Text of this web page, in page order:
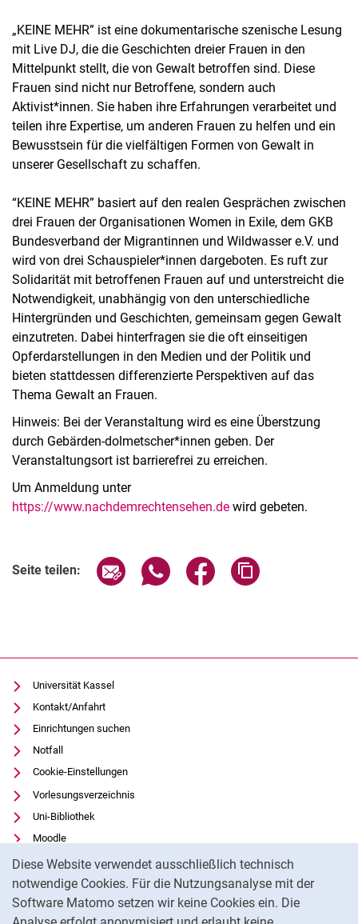
Diese Website verwendet ausschließlich technisch
notwendige Cookies. Für die Nutzungsanalyse mit der
Software Matomo setzen wir keine Cookies ein. Die
„KEINE MEHR” ist eine dokumentarische szenische Lesung
mit Live DJ, die die Geschichten dreier Frauen in den
Mittelpunkt stellt, die von Gewalt betroffen sind. Diese
Frauen sind nicht nur Betroffene, sondern auch
Aktivist*innen. Sie haben ihre Erfahrungen verarbeitet und
teilen ihre Expertise, um anderen Frauen zu helfen und ein
Bewusstsein für die vielfältigen Formen von Gewalt in
unserer Gesellschaft zu schaffen.
“KEINE MEHR” basiert auf den realen Gesprächen zwischen
drei Frauen der Organisationen Women in Exile, dem GKB
Bundesverband der Migrantinnen und Wildwasser e.V. und
wird von drei Schauspieler*innen dargeboten. Es ruft zur
Solidarität mit betroffenen Frauen auf und unterstreicht die
Notwendigkeit, unabhängig von den unterschiedliche
Hintergründen und Geschichten, gemeinsam gegen Gewalt
einzutreten. Dabei hinterfragen sie die oft einseitigen
Opferdarstellungen in den Medien und der Politik und
bieten stattdessen differenzierte Perspektiven auf das
Thema Gewalt an Frauen.
Hinweis: Bei der Veranstaltung wird es eine Überstzung
durch Gebärden-dolmetscher*innen geben. Der
Veranstaltungsort ist barrierefrei zu erreichen.
Um Anmeldung unter
https://www.nachdemrechtensehen.de wird gebeten.
Seite teilen: Seite über E-Mail teilen
Seite über WhatsApp teilen
Seite über Facebook
Universität Kassel
Kontakt/Anfahrt
Einrichtungen suchen
Notfall
Cookie-Einstellungen
Vorlesungsverzeichnis
Uni-Bibliothek
Moodle
Panopto
Datenschutz
Barrierefreiheit